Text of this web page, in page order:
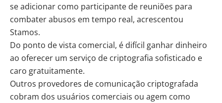
se adicionar como participante de reuniões para
combater abusos em tempo real, acrescentou
Stamos.
Do ponto de vista comercial, é difícil ganhar dinheiro
ao oferecer um serviço de criptografia sofisticado e
caro gratuitamente.
Outros provedores de comunicação criptografada
cobram dos usuários comerciais ou agem como